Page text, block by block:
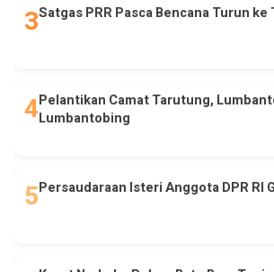
Satgas PRR Pasca Bencana Turun ke
Pelantikan Camat Tarutung,
Lumbantobing
Persaudaraan Isteri Anggota DPR RI